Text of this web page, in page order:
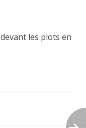
les plots en